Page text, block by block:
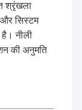
श्रृंखला
और सिस्टम
नीली
की अनुमति